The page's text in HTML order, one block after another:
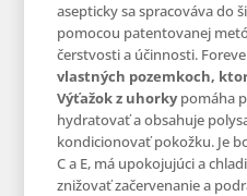
asepticky sa spracováva do
pomocou patentovanej
čerstvosti a účinnosti.
vlastných pozemkoch,
Výťažok z uhorkypomáha
hydratovať a obsahuje
kondicionovať pokožku. Je
C a E, má upokojujúci a
znižovať začervenanie a